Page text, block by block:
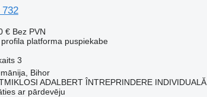
732
€ Bez PVN
platforma puspiekabe
3
Bihor
ADALBERT ÎNTREPRINDERE INDIVIDUALĂ
ar pārdevēju